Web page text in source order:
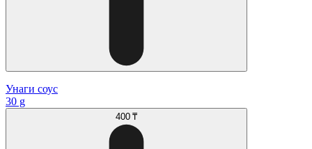
Унаги соус
30 g
400 ₸